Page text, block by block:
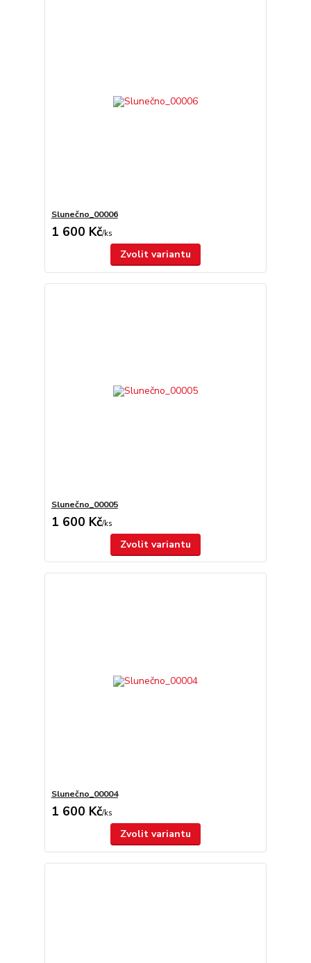
Slunečno_00006
1 600 Kč/ks
Zvolit variantu
Slunečno_00005
1 600 Kč/ks
Zvolit variantu
Slunečno_00004
1 600 Kč/ks
Zvolit variantu